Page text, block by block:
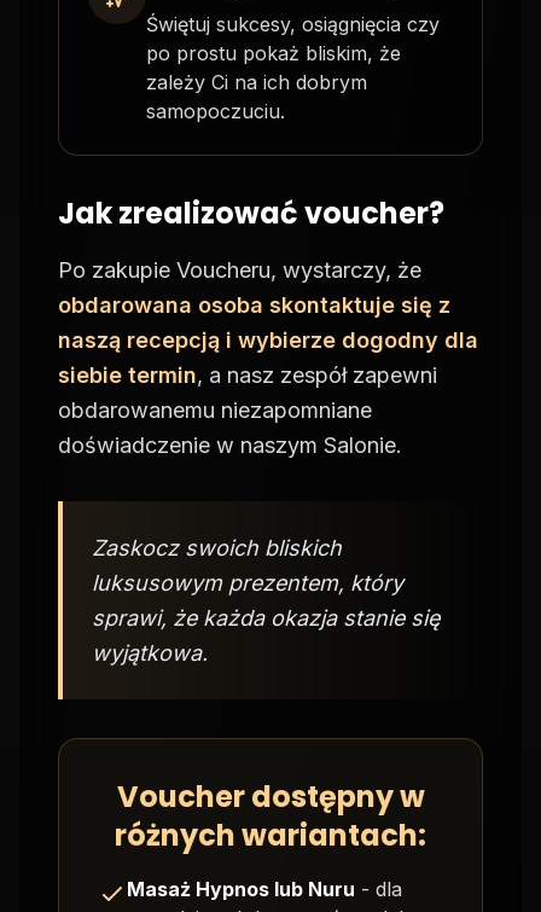
Świętuj sukcesy, osiągnięcia czy
po prostu pokaż bliskim, że
zależy Ci na ich dobrym
samopoczuciu.
Jak zrealizować voucher?
Po zakupie Voucheru, wystarczy, że
obdarowana osoba skontaktuje się z
naszą recepcją i wybierze dogodny dla
siebie termin, a nasz zespół zapewni
obdarowanemu niezapomniane
doświadczenie w naszym Salonie.
Zaskocz swoich bliskich
luksusowym prezentem, który
sprawi, że każda okazja stanie się
wyjątkowa.
Voucher dostępny w
różnych wariantach:
Masaż Hypnos lub Nuru - dla